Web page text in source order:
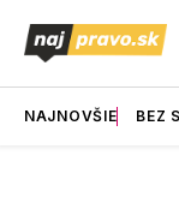
NAJNOVŠIE BEZ